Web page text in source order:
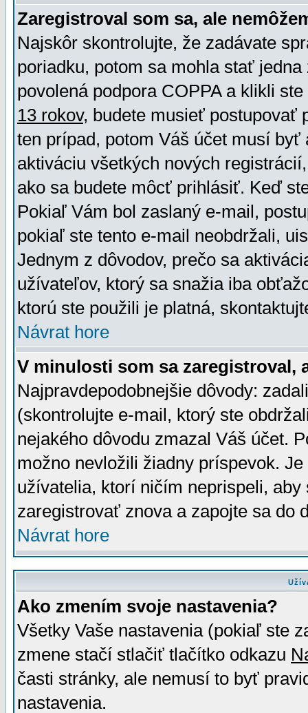
Zaregistroval som sa, ale
Najskôr skontrolujte, že zadávate
poriadku, potom sa mohla stať
povolená podpora COPPA a klikli
13 rokov, budete musieť postupovať
ten prípad, potom Váš účet musí
aktiváciu všetkých nových
ako sa budete môcť prihlásiť. Keď
Pokiaľ Vám bol zaslaný e-mail,
pokiaľ ste tento e-mail neobdržali,
Jednym z dôvodov, prečo sa
užívateľov, ktorý sa snažia iba
ktorú ste použili je platná,
Návrat hore
V minulosti som sa zaregistroval,
Najpravdepodobnejšie dôvody:
(skontrolujte e-mail, ktorý ste
nejakého dôvodu zmazal Váš účet.
možno nevložili žiadny príspevok.
užívatelia, ktorí ničím neprispeli,
zaregistrovať znova a zapojte sa do
Návrat hore
Ako zmením svoje nastavenia?
Všetky Vaše nastavenia (pokiaľ ste
zmene stačí stlačiť tlačítko odkazu
časti stránky, ale nemusí to byť
nastavenia.